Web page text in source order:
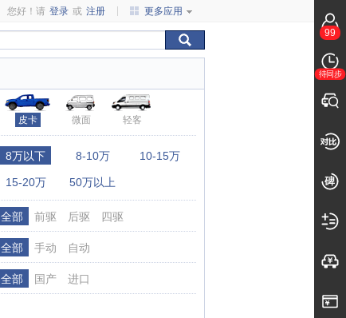
更多应用
您好！请 登录 或 注册
皮卡 微面 轻客
8万以下 8-10万 10-15万
15-20万 50万以上
全部 前驱 后驱 四驱
全部 手动 自动
全部 国产 进口
99
待同步